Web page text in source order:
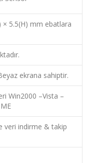
× 5.5(H) mm ebatlara
ekrana sahiptir.
Win2000 –Vista –
veri indirme & takip